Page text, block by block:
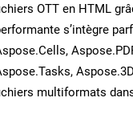
OTT en HTML
s’intègre
multiformats